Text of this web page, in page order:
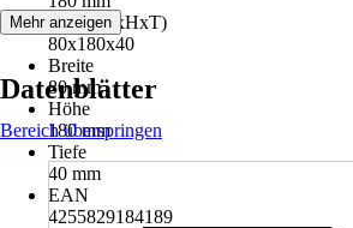
Maße (BxHxT)
80x180x40
Breite
80 mm
Höhe
180 mm
Tiefe
40 mm
EAN
4255829184189
Mehr anzeigen
Datenblätter
Bereich überspringen